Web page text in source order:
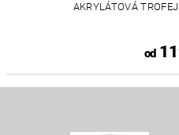
AKRYLÁTOVÁ
od